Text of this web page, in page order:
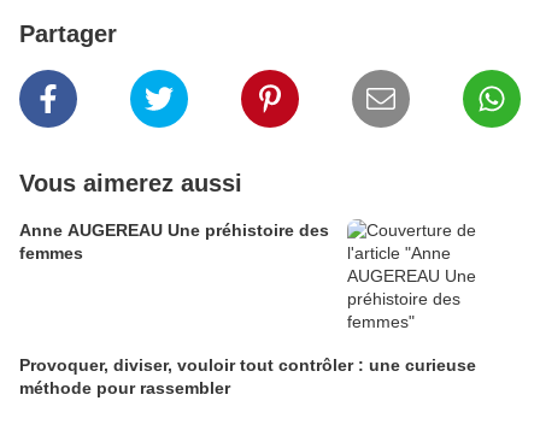
Partager
Vous aimerez aussi
Anne AUGEREAU Une préhistoire des
femmes
Provoquer, diviser, vouloir tout contrôler : une curieuse
méthode pour rassembler